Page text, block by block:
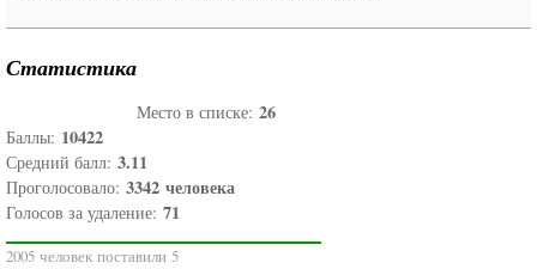
Статистика
Место в списке: 26
Баллы: 10422
Средний балл: 3.11
Проголосовало: 3342 человека
Голосов за удаление: 71
2005 человек поставили 5